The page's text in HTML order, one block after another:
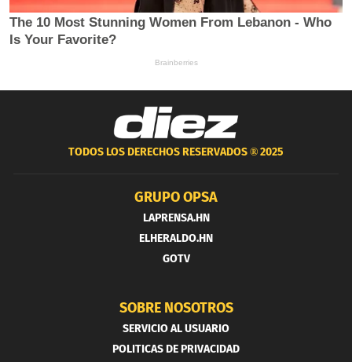
TODOS LOS DERECHOS RESERVADOS ®2025
GRUPO OPSA
LAPRENSA.HN
ELHERALDO.HN
GOTV
SOBRE NOSOTROS
SERVICIO AL USUARIO
POLITICAS DE PRIVACIDAD